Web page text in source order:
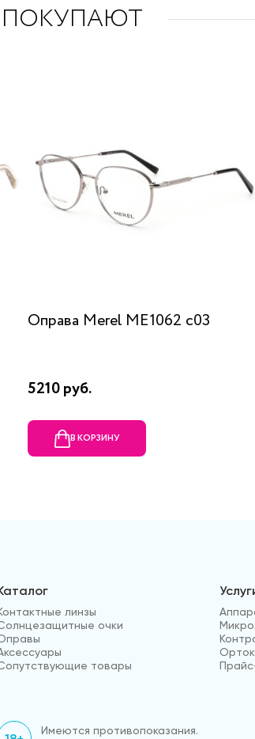
Оправа Merel ME1062 c03
5210 руб.
В КОРЗИНУ
линзы
очки
товары
Имеются противопоказания.